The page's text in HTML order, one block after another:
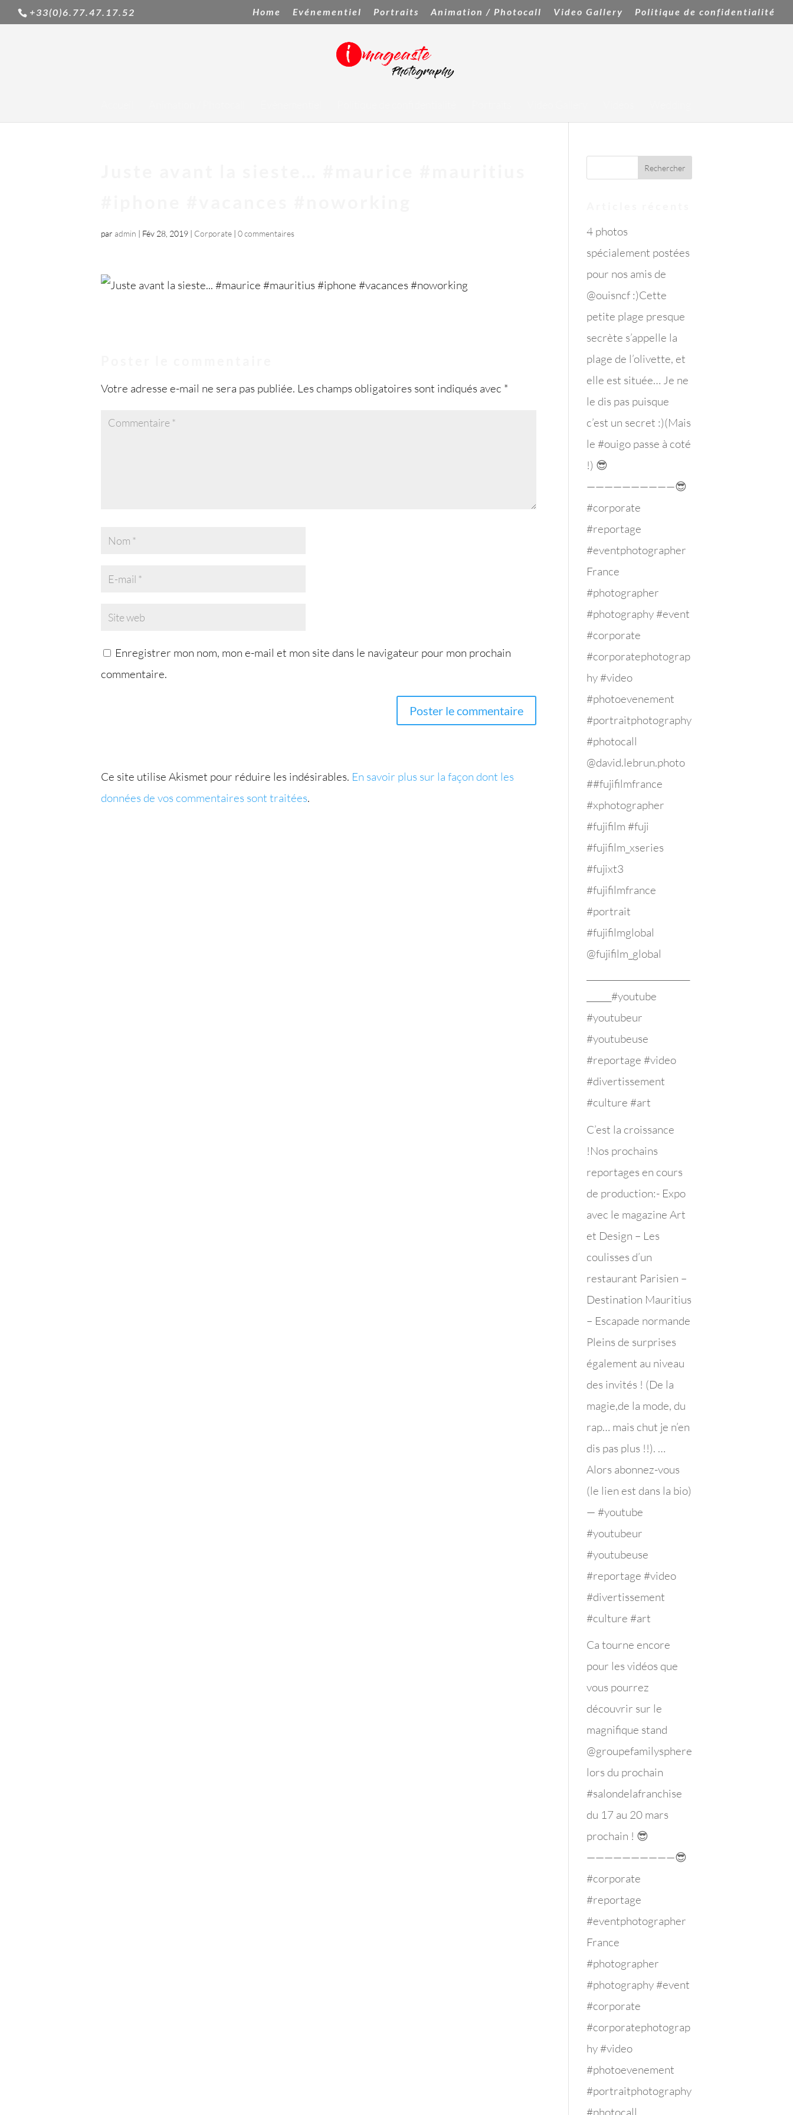
+33(0)6.77.47.17.52 Home Evénementiel Portraits Animation / Photocall Video Gallery Politique de confidentialité
par admin | Fév 28, 2019 | Corporate | 0 commentaires
Votre adresse e-mail ne sera pas publiée. Les champs obligatoires sont indiqués avec *
Enregistrer mon nom, mon e-mail et mon site dans le navigateur pour mon prochain
commentaire.
Ce site utilise Akismet pour réduire les indésirables. En savoir plus sur la façon dont les
données de vos commentaires sont traitées.
4 photos
spécialement postées
pour nos amis de
@ouisncf :)Cette
petite plage presque
secrète s’appelle la
plage de l’olivette, et
elle est située… Je ne
le dis pas puisque
c’est un secret :)(Mais
le #ouigo passe à coté
!) 😎
——————————😎
#corporate
#reportage
#eventphotographer
France
#photographer
#photography #event
#corporate
#corporatephotograp
hy #video
#photoevenement
#portraitphotography
#photocall
@david.lebrun.photo
##fujifilmfrance
#xphotographer
#fujifilm #fuji
#fujifilm_xseries
#fujixt3
#fujifilmfrance
#portrait
#fujifilmglobal
@fujifilm_global
______#youtube
#youtubeur
#youtubeuse
#reportage #video
#divertissement
#culture #art
C’est la croissance
!Nos prochains
reportages en cours
de production:- Expo
avec le magazine Art
et Design – Les
coulisses d’un
restaurant Parisien –
Destination Mauritius
– Escapade normande
Pleins de surprises
également au niveau
des invités ! (De la
magie,de la mode, du
rap… mais chut je n’en
dis pas plus !!). …
Alors abonnez-vous
(le lien est dans la bio)
— #youtube
#youtubeur
#youtubeuse
#reportage #video
#divertissement
#culture #art
Ca tourne encore
pour les vidéos que
vous pourrez
découvrir sur le
magnifique stand
@groupefamilysphere
lors du prochain
#salondelafranchise
du 17 au 20 mars
prochain ! 😎
——————————😎
#corporate
#reportage
#eventphotographer
France
#photographer
#photography #event
#corporate
#corporatephotograp
hy #video
#photoevenement
#portraitphotography
#photocall